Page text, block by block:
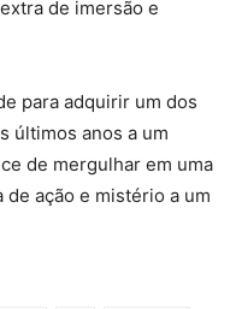
de imersão e
para adquirir um dos
últimos anos a um
de mergulhar em uma
ação e mistério a um